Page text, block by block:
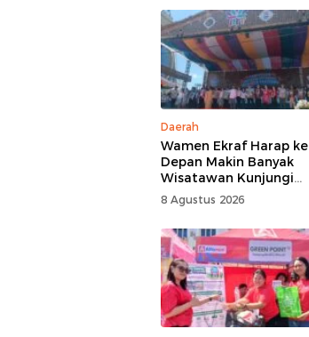
Daerah
Wamen Ekraf Harap ke
Depan Makin Banyak
Wisatawan Kunjungi
Tomohon
8 Agustus 2026